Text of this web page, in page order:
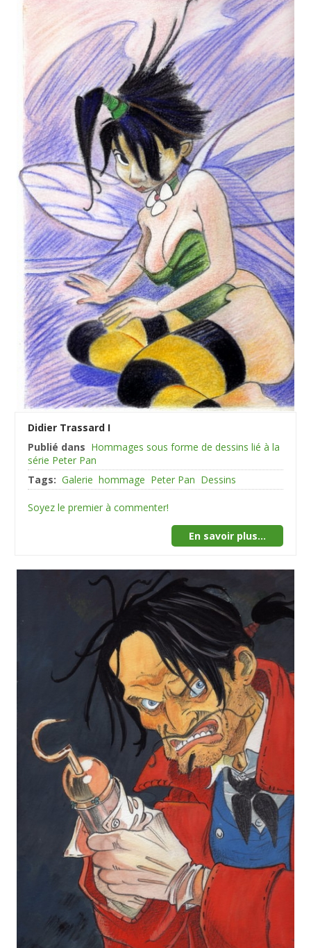
Didier Trassard I
Publié dans Hommages sous forme de dessins lié à la
série Peter Pan
Tags: Galerie hommage Peter Pan Dessins
Soyez le premier à commenter!
En savoir plus...